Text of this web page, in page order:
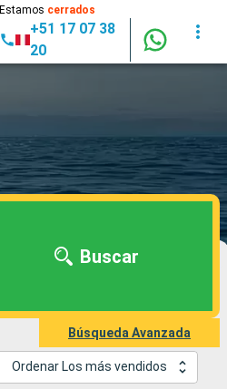
Estamos cerrados
+51 17 07 38
20
Buscar
Búsqueda Avanzada
Ordenar Los más vendidos